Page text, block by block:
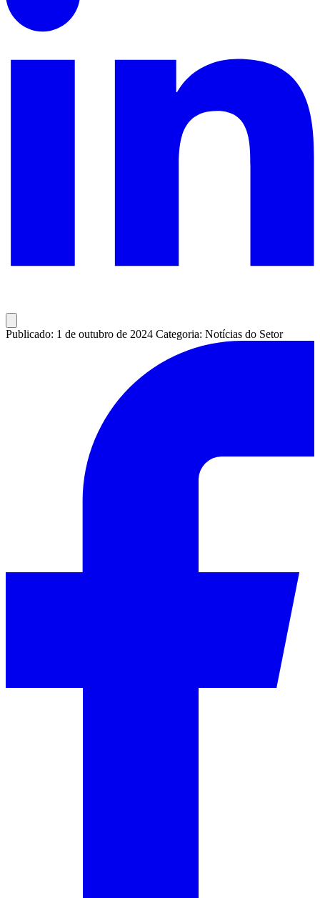
Publicado: 1 de outubro de 2024 Categoria: Notícias do Setor